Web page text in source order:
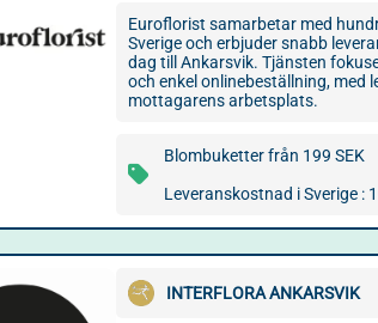
Euroflorist samarbetar med
Sverige och erbjuder snabb
dag till Ankarsvik. Tjänsten
och enkel onlinebeställning, med
mottagarens arbetsplats.
Blombuketter från 199 SEK
Leveranskostnad i Sverige :
INTERFLORA ANKARSVIK